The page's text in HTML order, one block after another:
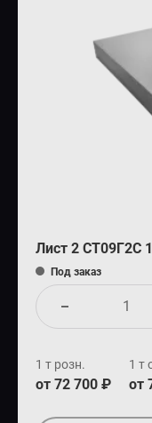
Лист 2 СТ09Г2С
Под заказ
1 т розн.
от 72 700 ₽
1 т
от